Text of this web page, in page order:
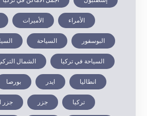
الأمراء الأميرات
البوسفور السياحة
السياحة في تركيا الشمال
انطاليا ايدر بورصا
تركيا جزر جزر